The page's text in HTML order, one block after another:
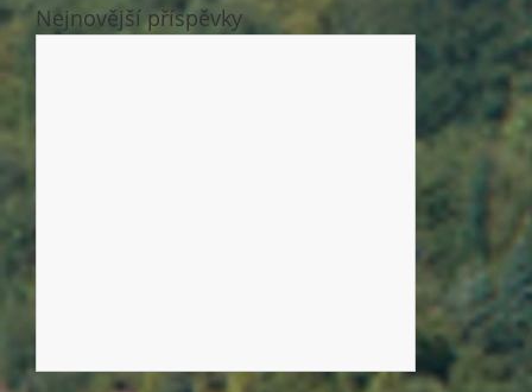
Nejnovější příspěvky